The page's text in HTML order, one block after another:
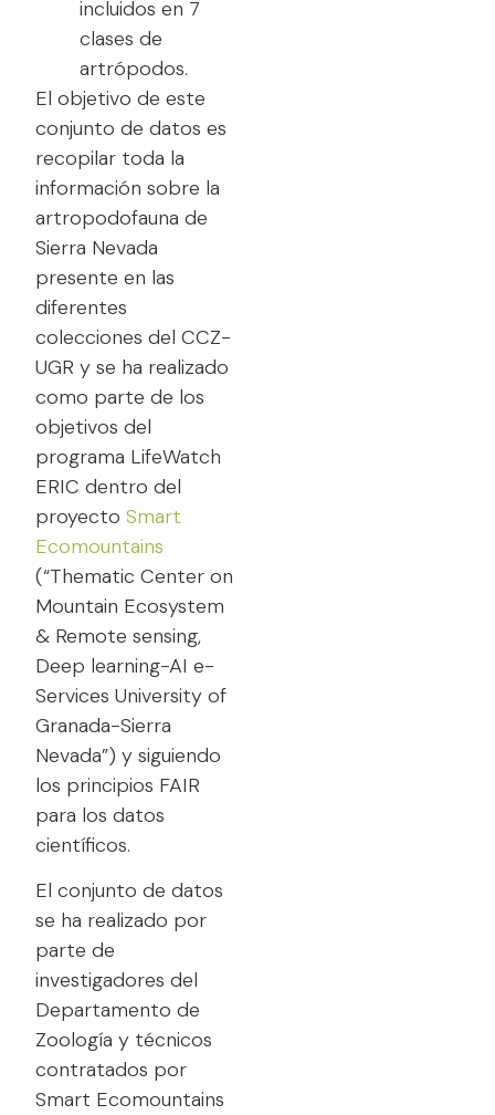
incluidos en 7
clases de
artrópodos.
El objetivo de este
conjunto de datos es
recopilar toda la
información sobre la
artropodofauna de
Sierra Nevada
presente en las
diferentes
colecciones del CCZ-
UGR y se ha realizado
como parte de los
objetivos del
programa LifeWatch
ERIC dentro del
proyectoSmart
Ecomountains
(“Thematic Center on
Mountain Ecosystem
& Remote sensing,
Deep learning-AI e-
Services University of
Granada-Sierra
Nevada”) y siguiendo
los principios FAIR
para los datos
científicos.
El conjunto de datos
se ha realizado por
parte de
investigadores del
Departamento de
Zoología y técnicos
contratados por
Smart Ecomountains